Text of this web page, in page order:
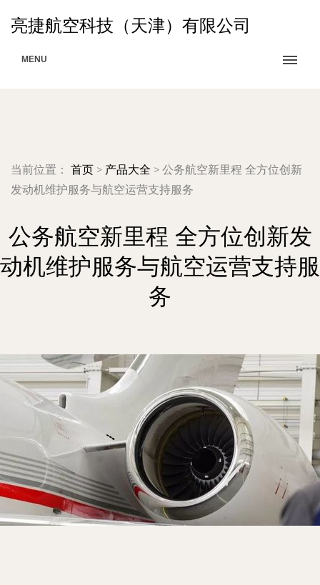
亮捷航空科技（天津）有限公司
MENU
当前位置： 首页 > 产品大全 > 公务航空新里程 全方位创新
发动机维护服务与航空运营支持服务
公务航空新里程 全方位创新发
动机维护服务与航空运营支持服
务